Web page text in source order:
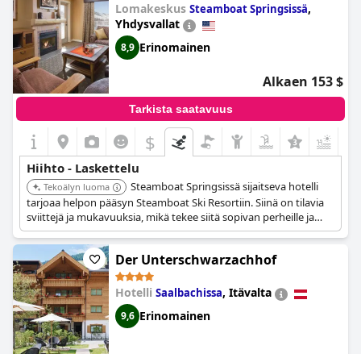
Lomakeskus Steamboat Springsissä,
Yhdysvallat
8,9 Erinomainen
Alkaen 153 $
Tarkista saatavuus
$
Hiihto - Laskettelu
Tekoälyn luoma
Steamboat Springsissä sijaitseva hotelli
tarjoaa helpon pääsyn Steamboat Ski Resortiin. Siinä on tilavia
sviittejä ja mukavuuksia, mikä tekee siitä sopivan perheille ja
ryhmille.
Der Unterschwarzachhof
Hotelli Saalbachissa, Itävalta
9,6 Erinomainen